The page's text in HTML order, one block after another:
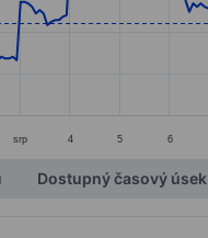
srp 4 5 6
Dostupný časový úsek